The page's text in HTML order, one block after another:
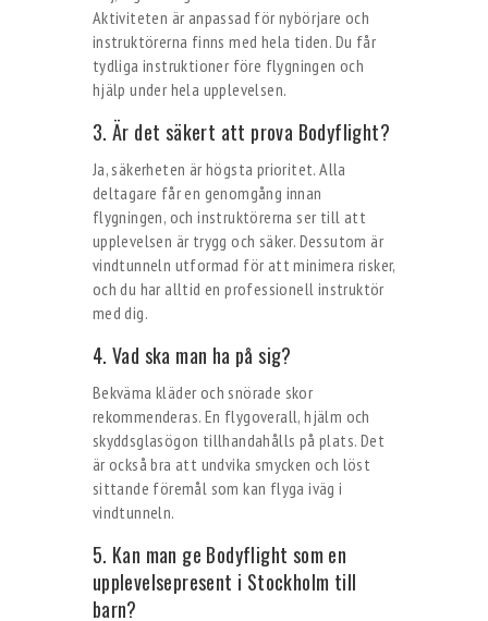
Aktiviteten är anpassad för nybörjare och
instruktörerna finns med hela tiden. Du får
tydliga instruktioner före flygningen och
hjälp under hela upplevelsen.
3. Är det säkert att prova Bodyflight?
Ja, säkerheten är högsta prioritet. Alla
deltagare får en genomgång innan
flygningen, och instruktörerna ser till att
upplevelsen är trygg och säker. Dessutom är
vindtunneln utformad för att minimera risker,
och du har alltid en professionell instruktör
med dig.
4. Vad ska man ha på sig?
Bekväma kläder och snörade skor
rekommenderas. En flygoverall, hjälm och
skyddsglasögon tillhandahålls på plats. Det
är också bra att undvika smycken och löst
sittande föremål som kan flyga iväg i
vindtunneln.
5. Kan man ge Bodyflight som en
upplevelsepresent i Stockholm till
barn?